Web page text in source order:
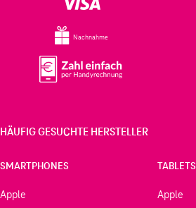
Nachnahme
HÄUFIG GESUCHTE HERSTELLER
SMARTPHONES
Apple
TABLETS
Apple